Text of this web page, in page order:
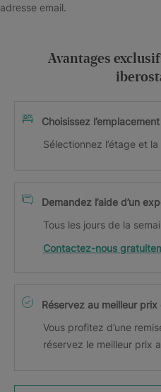
adresse email.
Avantages
Choisissez
Sélectionnez l’étage et
Demandez l’aide d’un
Tous les jours de la
Contactez-nous
Réservez au meilleur prix
Vous profitez d’une
réservez le meilleur prix